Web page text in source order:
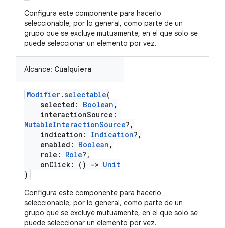
Configura este componente para hacerlo
seleccionable, por lo general, como parte de un
grupo que se excluye mutuamente, en el que solo se
puede seleccionar un elemento por vez.
Alcance: Cualquiera
Modifier.selectable(
selected: Boolean ,
interactionSource:
MutableInteractionSource?,
indication: Indication?,
enabled: Boolean ,
role: Role?,
onClick: ()
-> Unit
)
Configura este componente para hacerlo
seleccionable, por lo general, como parte de un
grupo que se excluye mutuamente, en el que solo se
puede seleccionar un elemento por vez.